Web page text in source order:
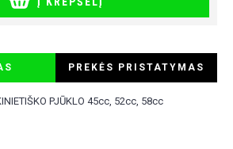
PREKĖS PRISTATYMAS
PJŪKLO 45cc, 52cc, 58cc